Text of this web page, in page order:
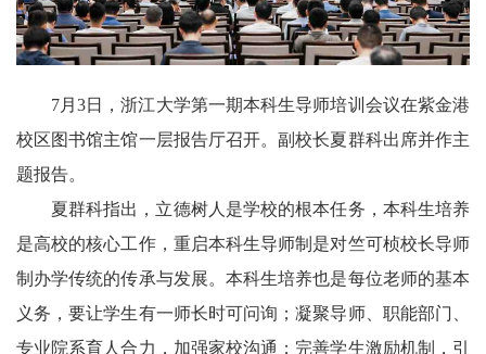
7月3日，浙江大学第一期本科生导师培训会议在紫金港
校区图书馆主馆一层报告厅召开。副校长夏群科出席并作主
题报告。
夏群科指出，立德树人是学校的根本任务，本科生培养
是高校的核心工作，重启本科生导师制是对竺可桢校长导师
制办学传统的传承与发展。 本科生培养也是每位老师的基本
义务，要让学生有一师长时可问询；凝聚导师、职能部门、
专业院系育人合力，加强家校沟通；完善学生激励机制，引